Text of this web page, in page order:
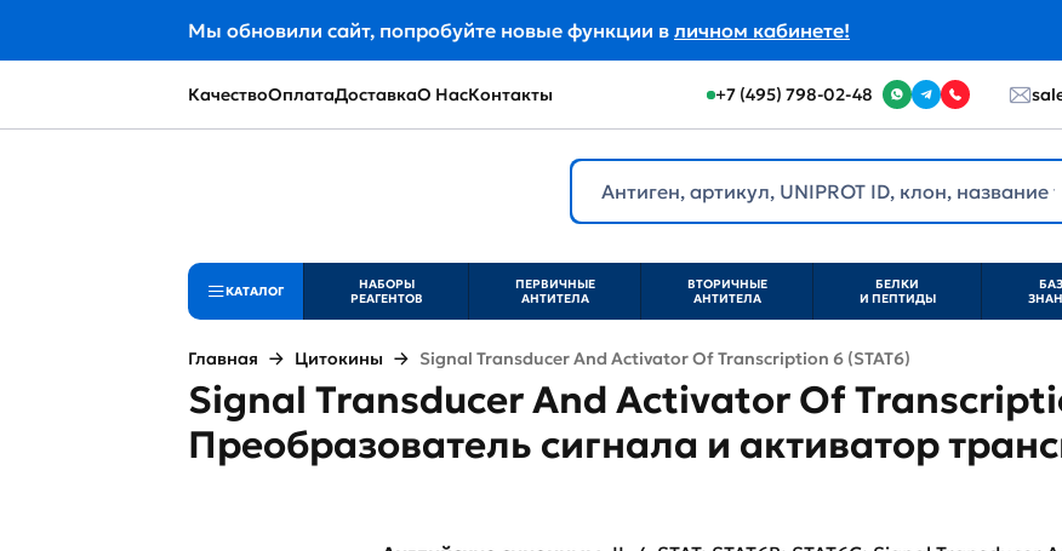
Мы обновили сайт, попробуйте новые функции в личном кабинете!
КачествоОплатаДоставкаО НасКонтакты +7 (495) 798-02-48
КАТАЛОГ
НАБОРЫ
РЕАГЕНТОВ
ПЕРВИЧНЫЕ
АНТИТЕЛА
ВТОРИЧНЫЕ
АНТИТЕЛА
БЕЛКИ
И ПЕПТИДЫ
Главная Цитокины Signal Transducer And Activator Of Transcription 6 (STAT6)
Signal Transducer And Activator Of
Преобразователь сигнала и активатор